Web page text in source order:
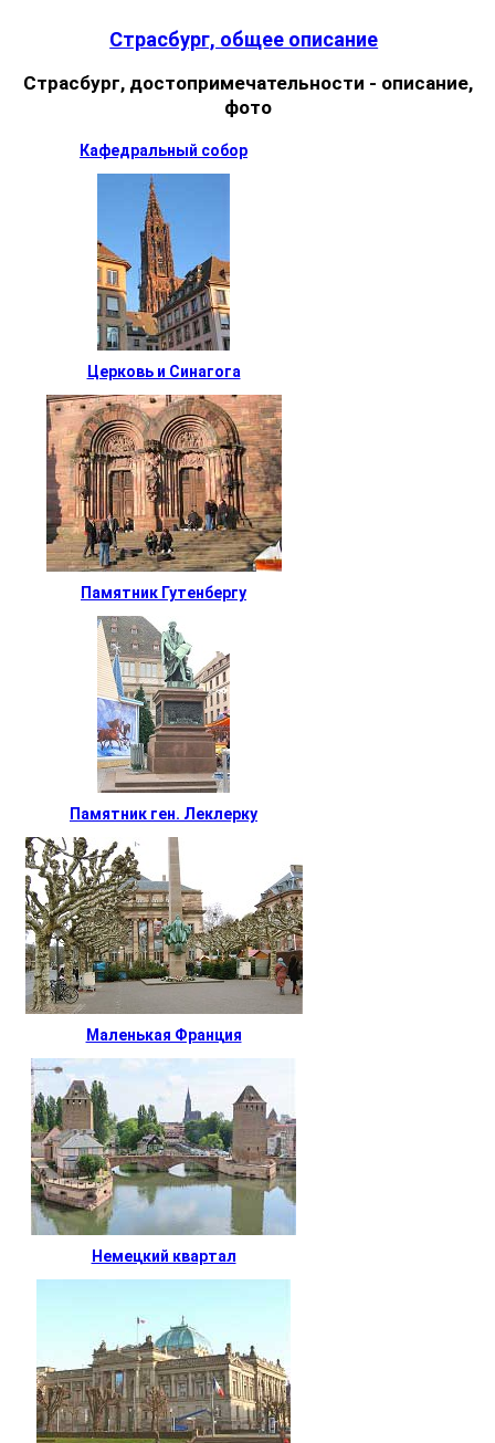
Страсбург, общее описание
Страсбург, достопримечательности - описание,
фото
Кафедральный собор
Церковь и Синагога
Памятник Гутенбергу
Памятник ген. Леклерку
Маленькая Франция
Немецкий квартал